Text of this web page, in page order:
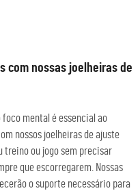
com nossas joelheiras de
foco mental é essencial ao
nossos joelheiras de ajuste
treino ou jogo sem precisar
que escorregarem. Nossas
o suporte necessário para